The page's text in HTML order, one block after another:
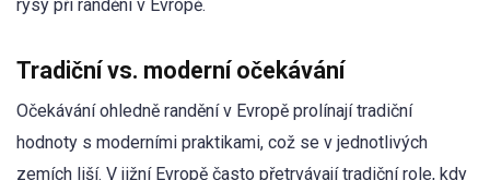
rysy při randění v Evropě.
Tradiční vs. moderní očekávání
Očekávání ohledně randění v Evropě prolínají tradiční
hodnoty s moderními praktikami, což se v jednotlivých
zemích liší. V jižní Evropě často přetrvávají tradiční role, kdy